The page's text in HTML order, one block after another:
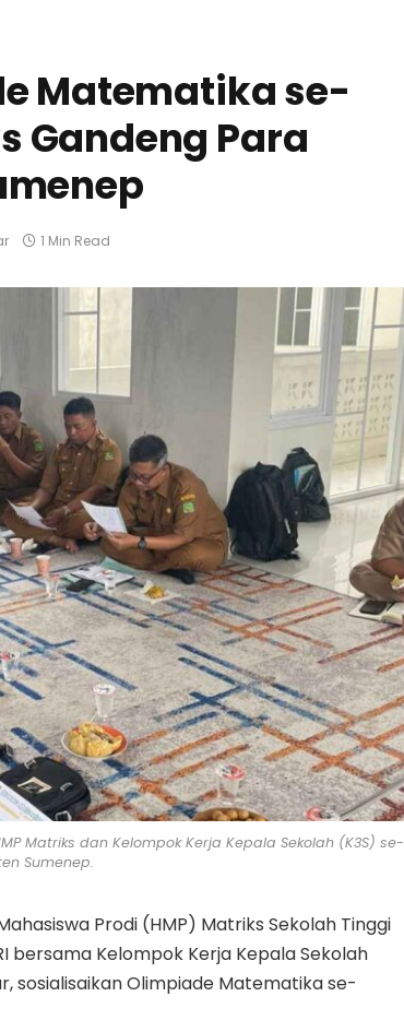
Matematika se-
Gandeng Para
1 Min Read
Matriks dan Kelompok Kerja Kepala Sekolah (K3S) se-
Sumenep.
Prodi (HMP) Matriks Sekolah Tinggi
bersama Kelompok Kerja Kepala Sekolah
sosialisaikan Olimpiade Matematika se-